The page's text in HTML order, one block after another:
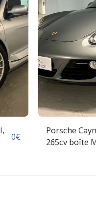
0€
Porsche
265cv boîte